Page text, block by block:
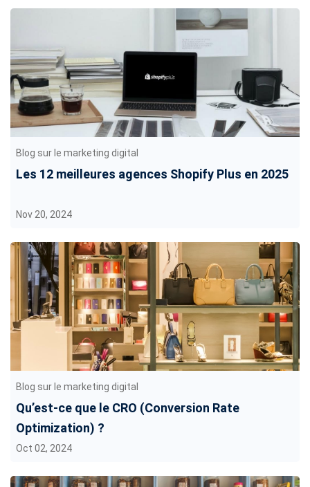
Blog sur le marketing digital
Les 12 meilleures agences Shopify Plus en 2025
Nov 20, 2024
Blog sur le marketing digital
Qu’est-ce que le CRO (Conversion Rate
Optimization) ?
Oct 02, 2024